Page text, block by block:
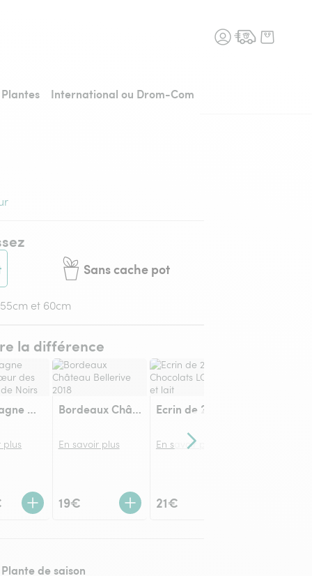
Plantes International ou Drom-Com
Sans cache pot
et 60cm
la différence
Contenu suivant
Champagne Devaux Cœur des Bar Blanc de Noirs
plus
Bordeaux Château Bellerive 2018
En savoir plus
19€
En savoir plus
21€
Plante de saison